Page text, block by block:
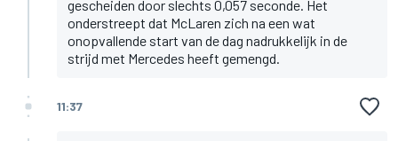
gescheiden door slechts 0,057 seconde. Het
onderstreept dat McLaren zich na een wat
onopvallende start van de dag nadrukkelijk in de
strijd met Mercedes heeft gemengd.
11:37